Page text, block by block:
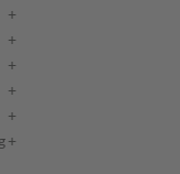
+
+
+
+
+
+